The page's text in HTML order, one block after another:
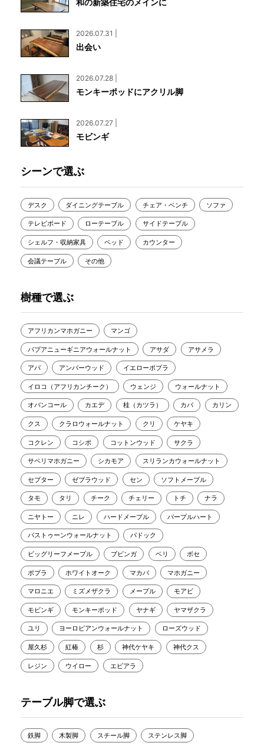
和の新築住宅のメインに
2026.07.31 |
出会い
2026.07.28 |
モンキーポッドにアクリル脚
2026.07.27 |
モビンギ
シーンで選ぶ
デスク ダイニングテーブル チェア・ベンチ ソファ
テレビボード ローテーブル サイドテーブル
シェルフ・収納家具 ベッド カウンター
会議テーブル その他
樹種で選ぶ
アフリカンマホガニー マンゴ
パプアニューギニアウォールナット アサダ アサメラ
アパ アンバーウッド イエローポプラ
イロコ（アフリカンチーク） ウェンジ ウォールナット
オバンコール カエデ 桂（カツラ） カバ カリン
クス クラロウォールナット クリ ケヤキ
コクレン コシポ コットンウッド サクラ
サペリマホガニー シカモア スリランカウォールナット
セプター ゼブラウッド セン ソフトメープル
タモ タリ チーク チェリー トチ ナラ
ニヤトー ニレ ハードメープル パープルハート
バストゥーンウォールナット パドック
ビッグリーフメープル ブビンガ ベリ ボセ
ポプラ ホワイトオーク マカバ マホガニー
マロニエ ミズメザクラ メープル モアビ
モビンギ モンキーポッド ヤナギ ヤマザクラ
ユリ ヨーロピアンウォールナット ローズウッド
屋久杉 紅椿 杉 神代ケヤキ 神代クス
レジン ウイロー エビアラ
テーブル脚で選ぶ
鉄脚 木製脚 スチール脚 ステンレス脚